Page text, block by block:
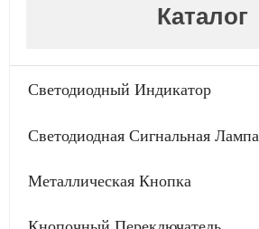
Каталог
Светодиодный Индикатор
Светодиодная Сигнальная Лампа
Металлическая Кнопка